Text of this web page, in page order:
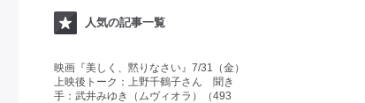
人気の記事一覧
映画『美しく、黙りなさい』7/31（金）
上映後トーク：上野千鶴子さん 聞き
手：武井みゆき（ムヴィオラ）（493